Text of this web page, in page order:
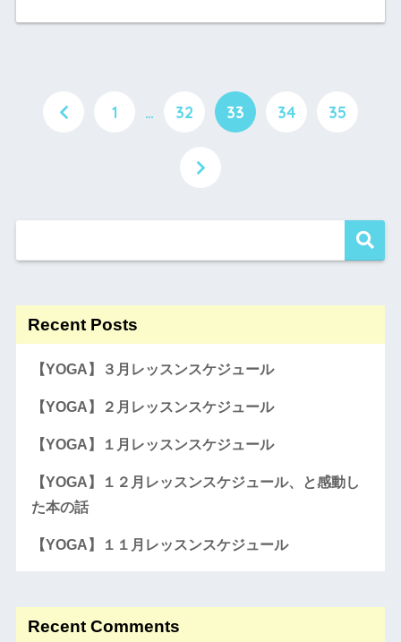
1 … 32 33 34 35
Recent Posts
【YOGA】３月レッスンスケジュール
【YOGA】２月レッスンスケジュール
【YOGA】１月レッスンスケジュール
【YOGA】１２月レッスンスケジュール、と感動し
た本の話
【YOGA】１１月レッスンスケジュール
Recent Comments